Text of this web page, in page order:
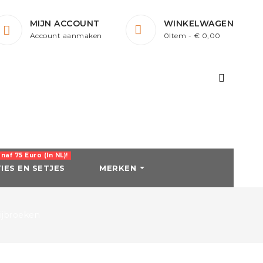
WINKELWAGEN
0Item - € 0,00
MIJN ACCOUNT
Account aanmaken
EN SETJES
75 Euro (in NL)!
MERKEN